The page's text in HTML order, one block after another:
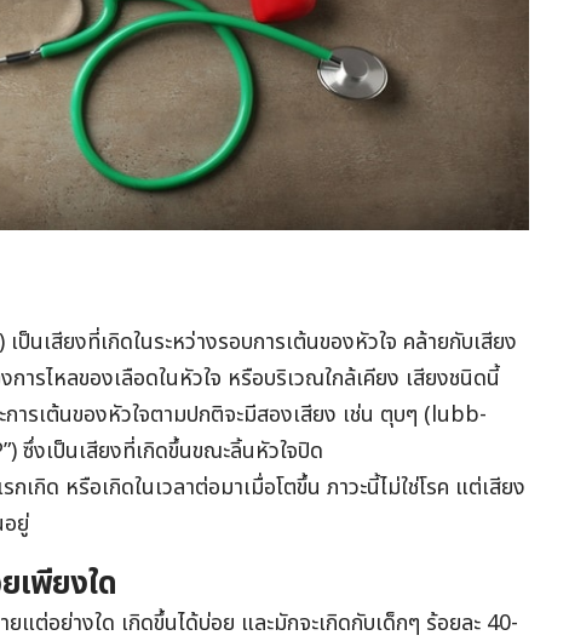
นเสียงที่เกิดในระหว่างรอบการเต้นของหัวใจ คล้ายกับเสียง
ารไหลของเลือดในหัวใจ หรือบริเวณใกล้เคียง เสียงชนิดนี้
ารเต้นของหัวใจตามปกติจะมีสองเสียง เช่น ตุบๆ (lubb-
ซึ่งเป็นเสียงที่เกิดขึ้นขณะลิ้นหัวใจปิด
เกิด หรือเกิดในเวลาต่อมาเมื่อโตขึ้น ภาวะนี้ไม่ใช่โรค แต่เสียง
ยู่
เพียงใด
แต่อย่างใด เกิดขึ้นได้บ่อย และมักจะเกิดกับเด็กๆ ร้อยละ 40-